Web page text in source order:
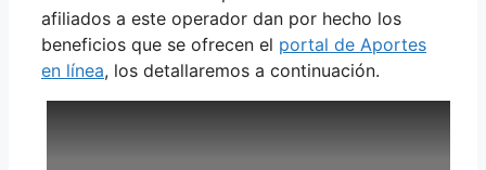
afiliados a este operador dan por hecho los
beneficios que se ofrecen el portal de Aportes
en línea, los detallaremos a continuación.